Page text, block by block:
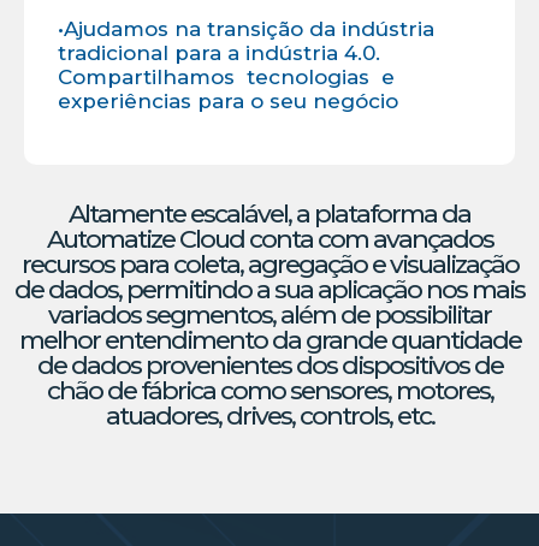
•Ajudamos na transição da indústria
tradicional para a indústria 4.0.
Compartilhamos tecnologias e
experiências para o seu negócio
Altamente escalável, a plataforma da
Automatize Cloud conta com avançados
recursos para coleta, agregação e visualização
de dados, permitindo a sua aplicação nos mais
variados segmentos, além de possibilitar
melhor entendimento da grande quantidade
de dados provenientes dos dispositivos de
chão de fábrica como sensores, motores,
atuadores, drives, controls, etc.